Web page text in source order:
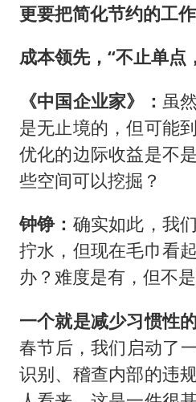
更要把简化节约的工
成本领先，“不止单点
《中国企业家》： 虽
是无止境的，但可能
优化的边际收益是不
些空间可以挖掘？
钟铮： 确实如此，我
拧水，但现在毛巾看
办？难度是有，但不是
一个就是减少习惯性
春节后，我们启动了
识别、稽查内部的违